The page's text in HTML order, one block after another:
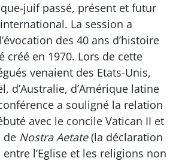
juif passé, présent et futur
La session a
des 40 ans d’histoire
créé en 1970. Lors de cette
venaient des Etats-Unis,
d’Australie, d’Amérique latine
a souligné la relation
avec le concile Vatican II et
de Nostra Aetate(la déclaration
l’Eglise et les religions non